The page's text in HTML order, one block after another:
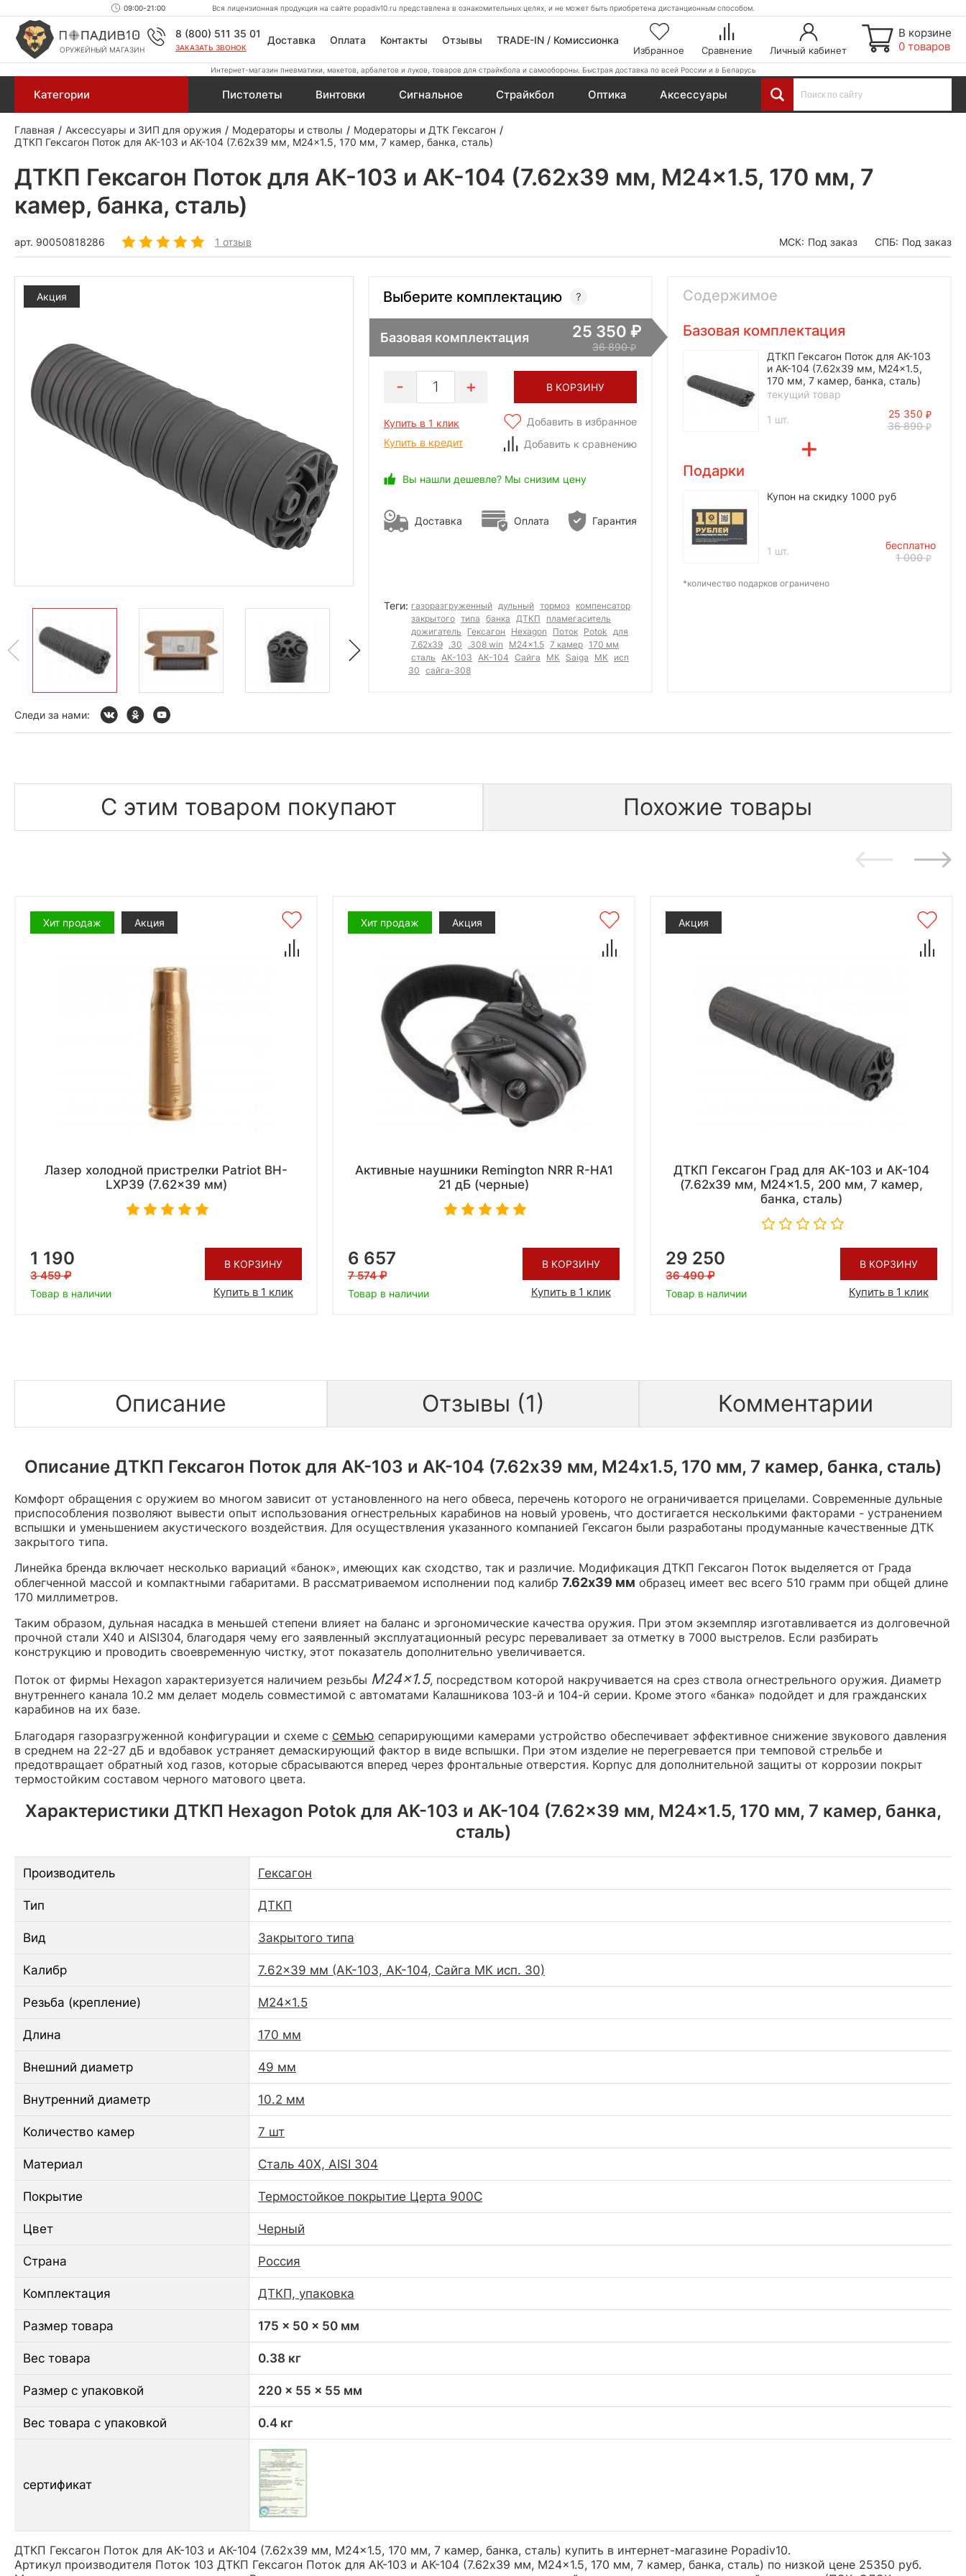
09:00-21:00 Вся лицензионная продукция на сайте popadiv10.ru представлена в ознакомительных целях, и не может быть приобретена дистанционным способом.
ОРУЖЕЙНЫЙ МАГАЗИН
8 (800) 511 35 01
ЗАКАЗАТЬ ЗВОНОК
Доставка Оплата Контакты Отзывы TRADE-IN / Комиссионка
Избранное Сравнение Личный кабинет
В корзине
0 товаров
Интернет-магазин пневматики, макетов, арбалетов и луков, товаров для страйкбола и самообороны. Быстрая доставка по всей России и в Беларусь
Категории Пистолеты Винтовки Сигнальное Страйкбол Оптика Аксессуары
Главная Аксессуары и ЗИП для оружия Модераторы и стволы
Модераторы и ДТК Гексагон
ДТКП Гексагон Поток для АК-103 и АК-104 (7.62x39 мм, M24x1.5, 170 мм, 7 камер, банка, сталь)
ДТКП Гексагон Поток для АК-103 и АК-104 (7.62x39 мм, M24x1.5, 170 мм, 7
камер, банка, сталь)
арт. 90050818286 1 отзыв МСК: Под заказ СПБ: Под заказ
Акция Выберите комплектацию
Базовая комплектация 25 350
36 890
1 В КОРЗИНУ
Купить в 1 клик
Купить в кредит
Добавить в избранное
Добавить к сравнению
Вы нашли дешевле? Мы снизим цену
Доставка Оплата Гарантия
Теги: газоразгруженный дульный тормоз компенсатор
закрытого типа банка ДТКП
пламегаситель
дожигатель
Гексагон Hexagon Поток Potok
для
7.62х39 .30 .308 win M24x1.5 7 камер 170 мм
сталь
АК-103 АК-104 Сайга МК Saiga MK
исп
30 сайга-308
Содержимое
Базовая комплектация
ДТКП Гексагон Поток для АК-103
и АК-104 (7.62x39 мм, M24x1.5,
170 мм, 7 камер, банка, сталь)
текущий товар
1 шт.
25 350
36 890
Подарки
Купон на скидку 1000 руб
1 шт.
бесплатно
1 000
*количество подарков ограничено
Следи за нами:
С этим товаром покупают Похожие товары
Хит продаж Акция
Лазер холодной пристрелки Patriot BH-
LXP39 (7.62x39 мм)
1 190
3 459
Товар в наличии
В КОРЗИНУ
Купить в 1 клик
Хит продаж Акция
Активные наушники Remington NRR R-HA1
21 дБ (черные)
6 657
7 574
Товар в наличии
В КОРЗИНУ
Купить в 1 клик
Акция
ДТКП Гексагон Град для АК-103 и АК-104
(7.62x39 мм, M24x1.5, 200 мм, 7 камер,
банка, сталь)
29 250
36 490
Товар в наличии
В КОРЗИНУ
Купить в 1 клик
Описание Отзывы (1) Комментарии
Описание ДТКП Гексагон Поток для АК-103 и АК-104 (7.62х39 мм, М24х1.5, 170 мм, 7 камер, банка, сталь)
Комфорт обращения с оружием во многом зависит от установленного на него обвеса, перечень которого не ограничивается прицелами. Современные дульные
приспособления позволяют вывести опыт использования огнестрельных карабинов на новый уровень, что достигается несколькими факторами - устранением
вспышки и уменьшением акустического воздействия. Для осуществления указанного компанией Гексагон были разработаны продуманные качественные ДТК
закрытого типа.
Линейка бренда включает несколько вариаций «банок», имеющих как сходство, так и различие. Модификация ДТКП Гексагон Поток выделяется от Града
облегченной массой и компактными габаритами. В рассматриваемом исполнении под калибр 7.62x39 мм образец имеет вес всего 510 грамм при общей длине
170 миллиметров.
Таким образом, дульная насадка в меньшей степени влияет на баланс и эргономические качества оружия. При этом экземпляр изготавливается из долговечной
прочной стали Х40 и AISI304, благодаря чему его заявленный эксплуатационный ресурс переваливает за отметку в 7000 выстрелов. Если разбирать
конструкцию и проводить своевременную чистку, этот показатель дополнительно увеличивается.
Поток от фирмы Hexagon характеризуется наличием резьбы M24x1.5, посредством которой накручивается на срез ствола огнестрельного оружия. Диаметр
внутреннего канала 10.2 мм делает модель совместимой с автоматами Калашникова 103-й и 104-й серии. Кроме этого «банка» подойдет и для гражданских
карабинов на их базе.
Благодаря газоразгруженной конфигурации и схеме с семью сепарирующими камерами устройство обеспечивает эффективное снижение звукового давления
в среднем на 22-27 дБ и вдобавок устраняет демаскирующий фактор в виде вспышки. При этом изделие не перегревается при темповой стрельбе и
предотвращает обратный ход газов, которые сбрасываются вперед через фронтальные отверстия. Корпус для дополнительной защиты от коррозии покрыт
термостойким составом черного матового цвета.
Характеристики ДТКП Hexagon Potok для AK-103 и AK-104 (7.62x39 мм, M24x1.5, 170 мм, 7 камер, банка,
сталь)
Производитель Гексагон
Тип ДТКП
Вид Закрытого типа
Калибр 7.62x39 мм (АК-103, АК-104, Сайга МК исп. 30)
Резьба (крепление) M24x1.5
Длина 170 мм
Внешний диаметр 49 мм
Внутренний диаметр 10.2 мм
Количество камер 7 шт
Материал Сталь 40Х, AISI 304
Покрытие Термостойкое покрытие Церта 900С
Цвет Черный
Страна Россия
Комплектация ДТКП, упаковка
Размер товара 175 x 50 x 50 мм
Вес товара 0.38 кг
Размер с упаковкой 220 x 55 x 55 мм
Вес товара с упаковкой 0.4 кг
сертификат
ДТКП Гексагон Поток для АК-103 и АК-104 (7.62x39 мм, M24x1.5, 170 мм, 7 камер, банка, сталь) купить в интернет-магазине Popadiv10.
Артикул производителя Поток 103 ДТКП Гексагон Поток для АК-103 и АК-104 (7.62x39 мм, M24x1.5, 170 мм, 7 камер, банка, сталь) по низкой цене 25350 руб.